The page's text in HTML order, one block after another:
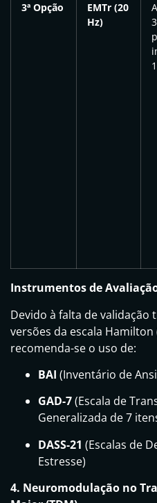
3ª Opção
EMTr (20
Hz)
Instrumentos de
Devido à falta de
versões da escala Hamilton
recomenda-se o uso de:
BAI (Inventário de
GAD-7(Escala de
Generalizada de 7
DASS-21 (Escalas de
Estresse)
4. Neuromodulação no